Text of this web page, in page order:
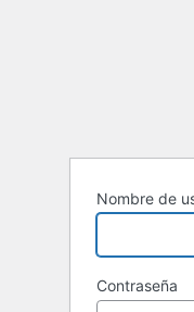
Nombre de
Contraseña